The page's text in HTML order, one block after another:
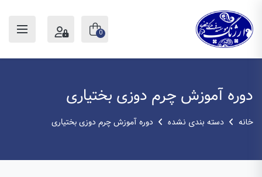
0
دوره آموزش چرم دوزی بختیاری
خانه دسته بندی نشده دوره آموزش چرم دوزی بختیاری